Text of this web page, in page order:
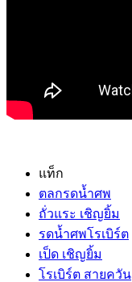
แท็ก
ตลกรดน้ำศพ
ถั่วแระ เชิญยิ้ม
รดน้ำศพโรเบิร์ต
เป็ด เชิญยิ้ม
โรเบิร์ต สายควัน